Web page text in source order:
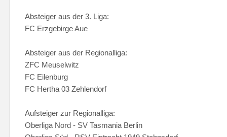
Absteiger aus der 3. Liga:
FC Erzgebirge Aue
Absteiger aus der Regionalliga:
ZFC Meuselwitz
FC Eilenburg
FC Hertha 03 Zehlendorf
Aufsteiger zur Regionalliga:
Oberliga Nord - SV Tasmania Berlin